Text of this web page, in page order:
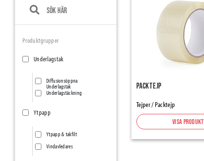
Produktgrupper
Underlagstak
Diffusionsöppna
Underlagstak
Underlagstäckning
Ytpapp
Ytpapp & takfilt
Vindavledares
Packtejp
Tejper / Packtejp
Visa produkt